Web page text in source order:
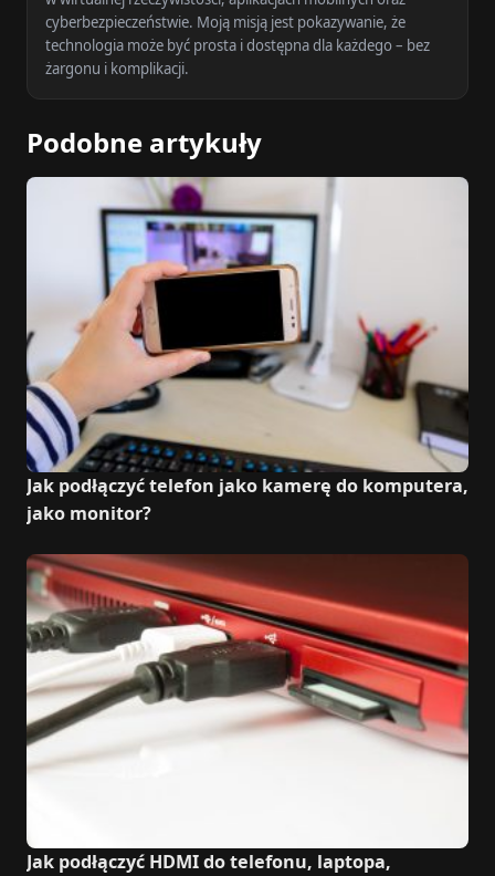
cyberbezpieczeństwie. Moją misją jest pokazywanie, że
technologia może być prosta i dostępna dla każdego – bez
żargonu i komplikacji.
Podobne artykuły
Jak podłączyć telefon jako kamerę do komputera,
jako monitor?
Jak podłączyć HDMI do telefonu, laptopa,